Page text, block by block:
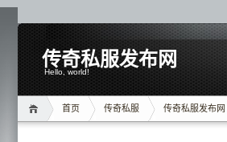
传奇私服发布网
Hello, world!
首页 传奇私服 传奇私服发布网